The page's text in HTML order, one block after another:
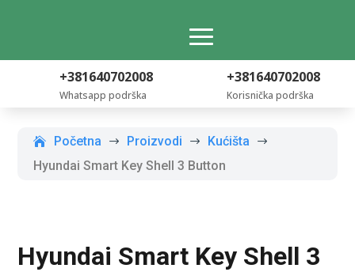
+381640702008
Whatsapp podrška
+381640702008
Korisnička podrška
Početna $ Proizvodi $ Kućišta $
Hyundai Smart Key Shell 3 Button
Hyundai Smart Key Shell 3